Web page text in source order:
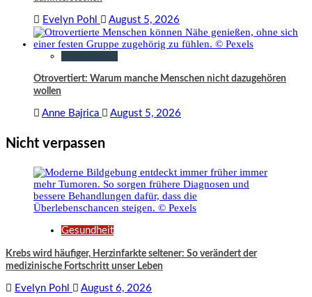
Evelyn Pohl August 5, 2026
Otrovertiert: Warum manche Menschen nicht dazugehören
wollen
Anne Bajrica August 5, 2026
Nicht verpassen
Gesundheit
Krebs wird häufiger, Herzinfarkte seltener: So verändert der
medizinische Fortschritt unser Leben
Evelyn Pohl August 6, 2026